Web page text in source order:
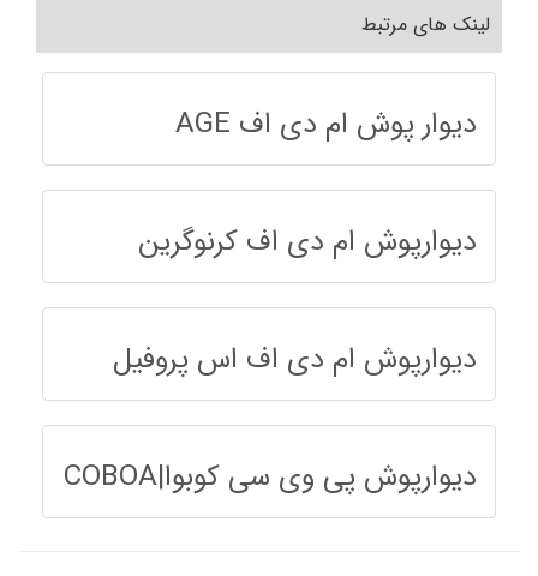
لینک های مرتبط
دیوار پوش ام دی اف AGE
دیوارپوش ام دی اف کرنوگرین
دیوارپوش ام دی اف اس پروفیل
دیوارپوش پی وی سی کوبوا|COBOA